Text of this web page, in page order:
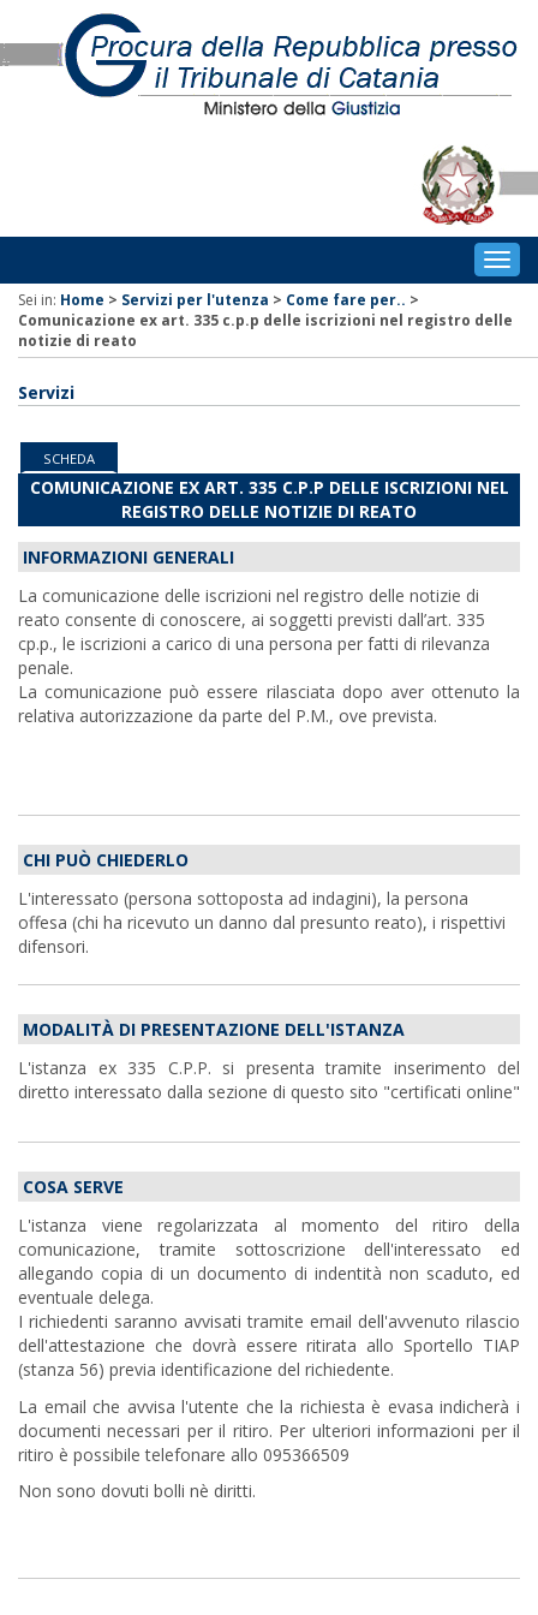
Sei in: Home > Servizi per l'utenza > Come fare per.. >
Comunicazione ex art. 335 c.p.p delle iscrizioni nel registro delle
notizie di reato
Servizi
SCHEDA
COMUNICAZIONE EX ART. 335 C.P.P DELLE ISCRIZIONI NEL
REGISTRO DELLE NOTIZIE DI REATO
INFORMAZIONI GENERALI
La comunicazione delle iscrizioni nel registro delle notizie di
reato consente di conoscere, ai soggetti previsti dall’art. 335
cp.p., le iscrizioni a carico di una persona per fatti di rilevanza
penale.
La comunicazione può essere rilasciata dopo aver ottenuto la
relativa autorizzazione da parte del P.M., ove prevista.
CHI PUÒ CHIEDERLO
L'interessato (persona sottoposta ad indagini), la persona
offesa (chi ha ricevuto un danno dal presunto reato), i rispettivi
difensori.
MODALITÀ DI PRESENTAZIONE DELL'ISTANZA
L'istanza ex 335 C.P.P. si presenta tramite inserimento del
diretto interessato dalla sezione di questo sito "certificati online"
COSA SERVE
L'istanza viene regolarizzata al momento del ritiro della
comunicazione, tramite sottoscrizione dell'interessato ed
allegando copia di un documento di indentità non scaduto, ed
eventuale delega.
I richiedenti saranno avvisati tramite email dell'avvenuto rilascio
dell'attestazione che dovrà essere ritirata allo Sportello TIAP
(stanza 56) previa identificazione del richiedente.
La email che avvisa l'utente che la richiesta è evasa indicherà i
documenti necessari per il ritiro. Per ulteriori informazioni per il
ritiro è possibile telefonare allo 095366509
Non sono dovuti bolli nè diritti.